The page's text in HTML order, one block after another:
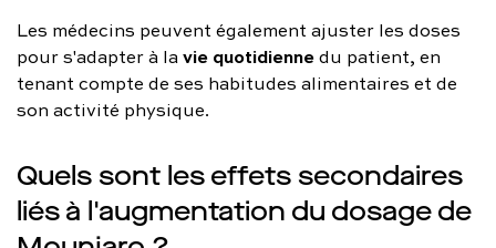
Les médecins peuvent également ajuster les doses
pour s'adapter à lavie quotidiennedu patient, en
tenant compte de ses habitudes alimentaires et de
son activité physique.
Quels sont les effets secondaires
liés à l'augmentation du dosage de